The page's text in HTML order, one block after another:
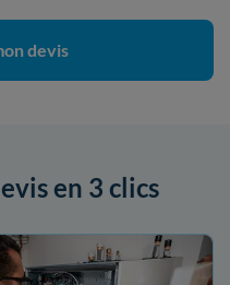
devis
en 3 clics